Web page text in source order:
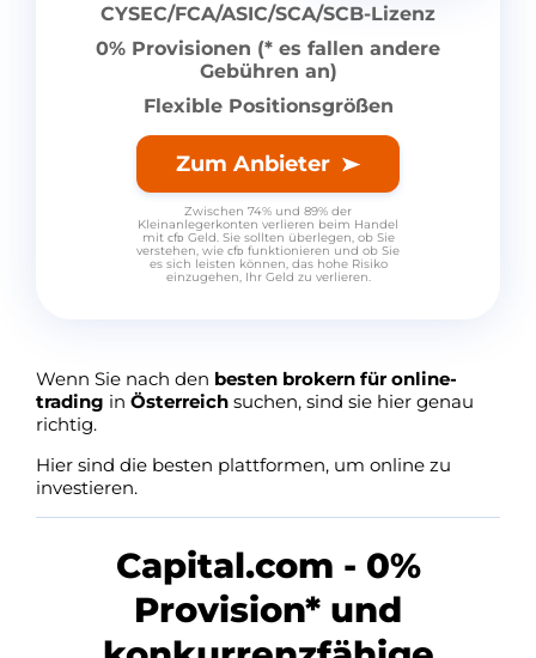
CYSEC/FCA/ASIC/SCA/SCB-Lizenz
0% Provisionen (* es fallen andere
Gebühren an)
Flexible Positionsgrößen
Zum Anbieter
Zwischen 74% und 89% der
Kleinanlegerkonten verlieren beim Handel
mit ᴄfᴅ Geld. Sie sollten überlegen, ob Sie
verstehen, wie ᴄfᴅ funktionieren und ob Sie
es sich leisten können, das hohe Risiko
einzugehen, Ihr Geld zu verlieren.
Wenn Sie nach den besten brokern für online-
trading in Österreich suchen, sind sie hier genau
richtig.
Hier sind die besten plattformen, um online zu
investieren.
Capital.com - 0%
Provision* und